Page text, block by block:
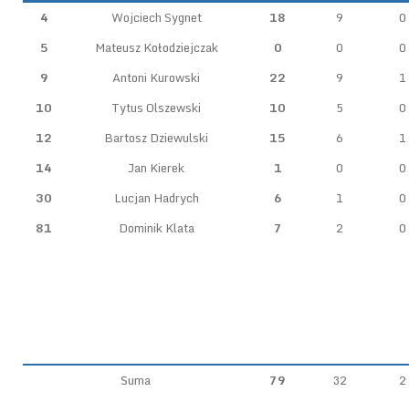
4 Wojciech Sygnet 18 9
0
5
Mateusz Kołodziejczak 0 0
0
9
Antoni Kurowski 22 9
1
10
Tytus Olszewski 10 5
0
12
Bartosz Dziewulski 15 6
1
14
Jan Kierek 1 0
0
30
Lucjan Hadrych 6 1
0
81
Dominik Klata 7 2 0
Suma 79 32 2